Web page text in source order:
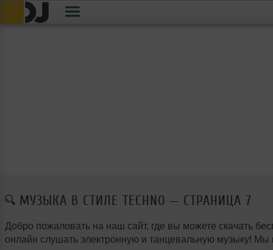
МУЗЫКА В СТИЛЕ TECHNO — СТРАНИЦА 7
Добро пожаловать на наш сайт, где вы можете скачать
онлайн слушать электронную и танцевальную музыку! Мы